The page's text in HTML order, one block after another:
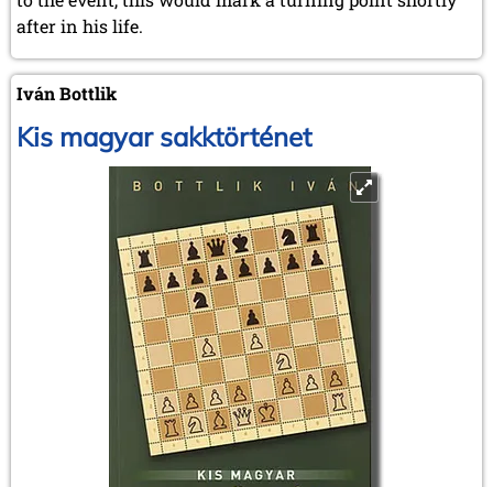
after in his life.
Iván Bottlik
Kis magyar sakktörténet